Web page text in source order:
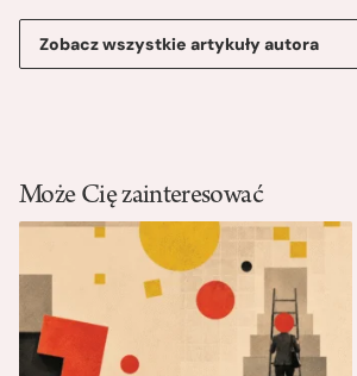
Zobacz wszystkie artykuły autora
Może Cię zainteresować